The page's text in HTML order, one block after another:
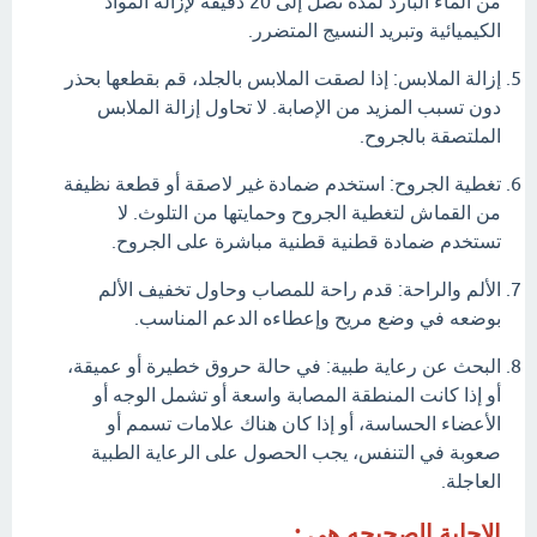
الكيميائية وتبريد النسيج المتضرر.
إزالة الملابس: إذا لصقت الملابس بالجلد، قم بقطعها بحذر
دون تسبب المزيد من الإصابة. لا تحاول إزالة الملابس
الملتصقة بالجروح.
تغطية الجروح: استخدم ضمادة غير لاصقة أو قطعة نظيفة
من القماش لتغطية الجروح وحمايتها من التلوث. لا
تستخدم ضمادة قطنية قطنية مباشرة على الجروح.
الألم والراحة: قدم راحة للمصاب وحاول تخفيف الألم
بوضعه في وضع مريح وإعطاءه الدعم المناسب.
البحث عن رعاية طبية: في حالة حروق خطيرة أو عميقة،
أو إذا كانت المنطقة المصابة واسعة أو تشمل الوجه أو
الأعضاء الحساسة، أو إذا كان هناك علامات تسمم أو
صعوبة في التنفس، يجب الحصول على الرعاية الطبية
العاجلة.